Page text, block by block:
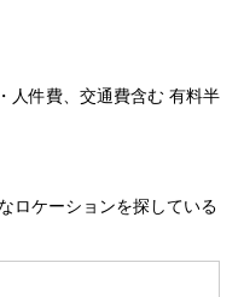
人件費、交通費含む 有料半
ロケーションを探している